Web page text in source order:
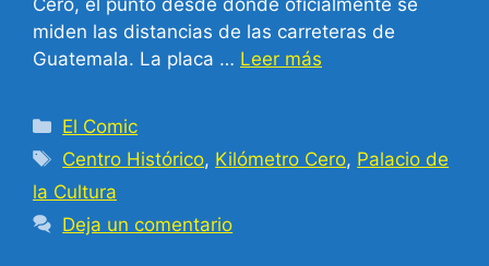
miden las distancias de las carreteras de
Guatemala. La placa … Leer más
Categorías
El Comic
Etiquetas
Centro Histórico, Kilómetro Cero, Palacio de
la Cultura
Deja un comentario